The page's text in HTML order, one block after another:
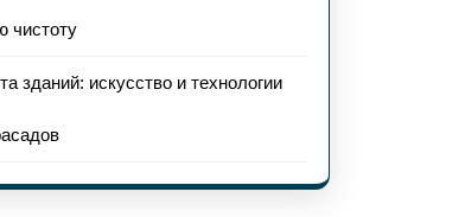
чистоту
зданий: искусство и технологии